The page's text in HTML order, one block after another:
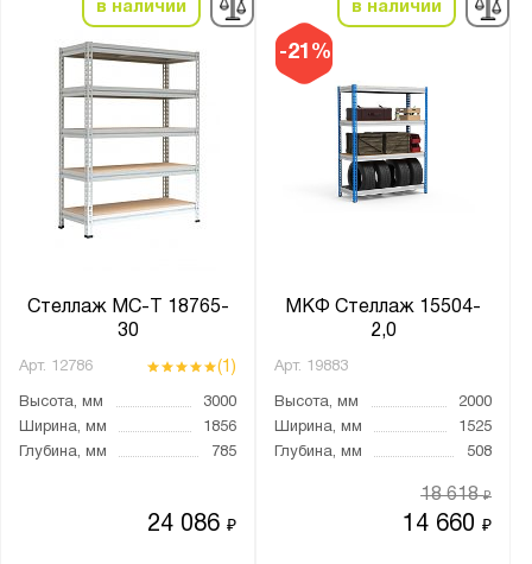
в наличии
Стеллаж МС-Т 18765-
30
Арт. 12786 (1)
Высота, мм
3000
Ширина, мм
1856
Глубина, мм
785
24 086₽
-21%
в наличии
МКФ Стеллаж 15504-
2,0
Арт. 19883
Высота, мм
2000
Ширина, мм
1525
Глубина, мм
508
14 660₽
18 618₽